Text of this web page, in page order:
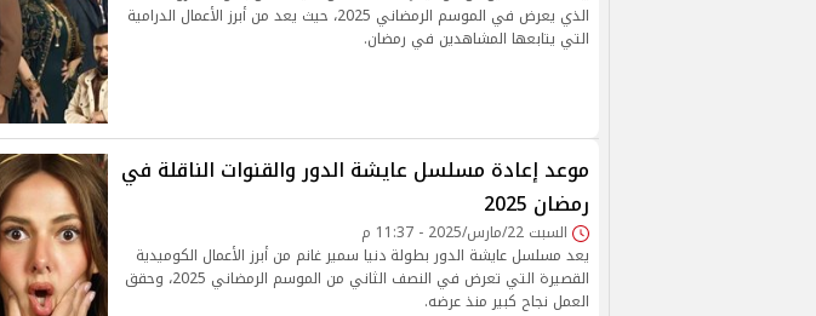
الذي يعرض في الموسم الرمضاني 2025، حيث يعد من أبرز الأعمال الدرامية
التي يتابعها المشاهدين في رمضان.
موعد إعادة مسلسل عايشة الدور والقنوات الناقلة في
رمضان 2025
السبت 22/مارس/2025 - 11:37 م
يعد مسلسل عايشة الدور بطولة دنيا سمير غانم من أبرز الأعمال الكوميدية
القصيرة التي تعرض في النصف الثاني من الموسم الرمضاني 2025، وحقق
العمل نجاح كبير منذ عرضه.